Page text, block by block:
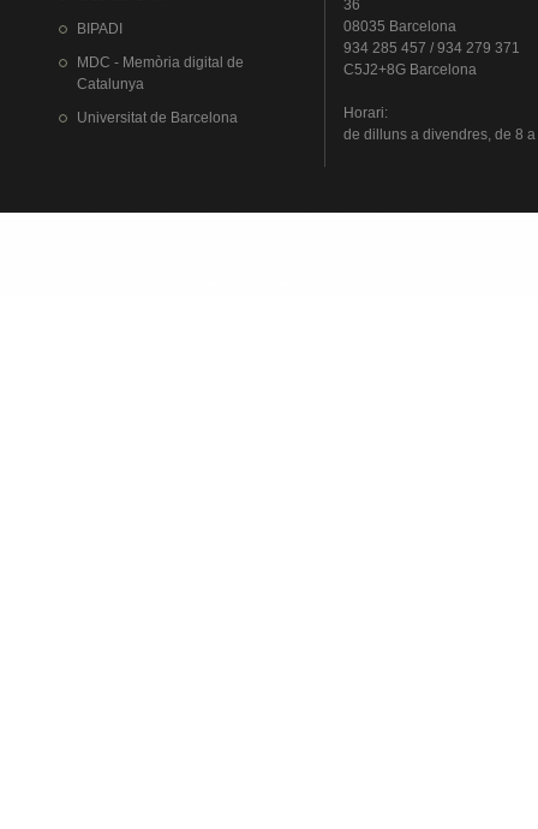
BIPADI
MDC - Memòria digital de
Catalunya
Universitat de Barcelona
36
08035 Barcelona
934 285 457 / 934 279 371
C5J2+8G Barcelona
Horari:
de dillunsa divendres, de 8